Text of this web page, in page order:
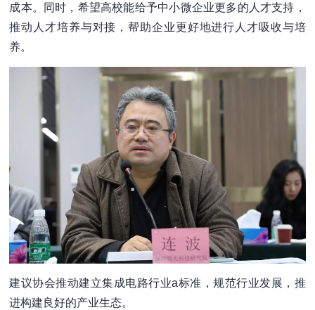
成本。同时，希望高校能给予中小微企业更多的人才支持，
推动人才培养与对接，帮助企业更好地进行人才吸收与培
养。
建议协会推动建立集成电路行业a标准，规范行业发展，推
进构建良好的产业生态。